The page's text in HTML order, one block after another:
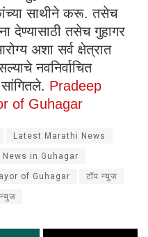
साथीने करू. तसेच
देण्यासाठी तसेच गुहागर
अशा सर्व क्षेत्रात
नवनिर्वाचित
Pradeep
of Guhagar
Latest Marathi News
News in Guhagar
of Guhagar टॉप न्युज